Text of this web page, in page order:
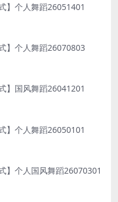
】个人舞蹈26051401
】个人舞蹈26070803
】国风舞蹈26041201
】个人舞蹈26050101
】个人国风舞蹈26070301